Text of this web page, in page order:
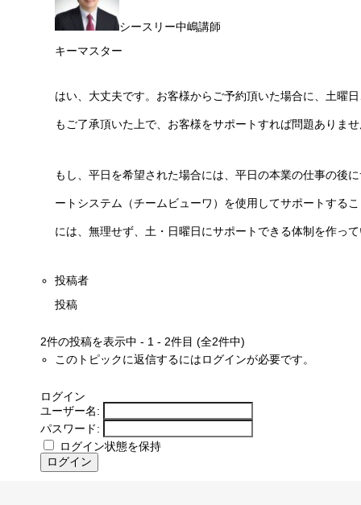
シースリー中嶋講師
キーマスター
はい、大丈夫です。お客様からご予約頂いた場合に、土曜
もご了承頂いた上で、お客様をサポートすれば問題ありま
もし、平日を希望された場合には、平日の本業の仕事の後
ートシステム（チームビューワ）を使用してサポートする
には、無理せず、土・日曜日にサポートできる体制を作っ
投稿者
投稿
2件の投稿を表示中 - 1 - 2件目 (全2件中)
このトピックに返信するにはログインが必要です。
ログイン
ユーザー名:
パスワード:
ログイン状態を保持
ログイン